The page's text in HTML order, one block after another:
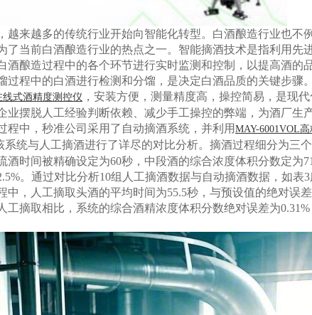
越来越多的传统行业开始向智能化转型。白酒酿造行业也不
了当前白酒酿造行业的热点之一。智能摘酒技术是指利用先
酒酿造过程中的各个环节进行实时监测和控制，以提高酒的
过程中的白酒进行检测和分馏，是决定白酒品质的关键步骤
线式酒精度测控仪 ，安装方便，测量精度高，操控简易，是现
业摆脱人工经验判断依赖、减少手工操控的弊端，为酒厂生
程中，秒准公司采用了自动摘酒系统，并利用 MAY-6001VOL
系统与人工摘酒进行了详尽的对比分析。摘酒过程细分为三
酒时间被精确设定为60秒，中段酒的综合浓度体积分数定为
。通过对比分析10组人工摘酒数据与自动摘酒数据，如表
中，人工摘取头酒的平均时间为55.5秒，与预设值的绝对误
工摘取相比，系统的综合酒精浓度体积分数绝对误差为